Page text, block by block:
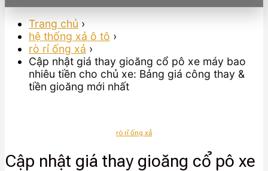
Trang chủ ›
hệ thống xả ô tô ›
rò rỉ ống xả ›
Cập nhật giá thay gioăng cổ pô xe máy bao
nhiêu tiền cho chủ xe: Bảng giá công thay &
tiền gioăng mới nhất
rò rỉ ống xả
Cập nhật giá thay gioăng cổ pô xe